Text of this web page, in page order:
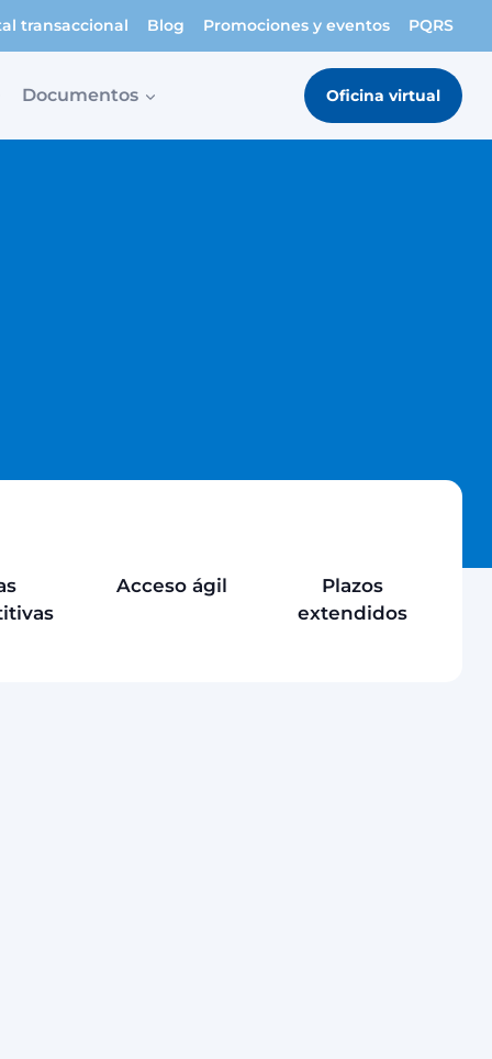
transaccional Blog Promociones y eventos PQRS
Documentos Oficina virtual
Acceso ágil
Plazos
extendidos